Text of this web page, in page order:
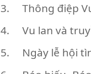
3. Thông điệp
4. Vu lan và
5. Ngày lễ hội